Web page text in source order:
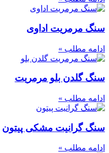
سنگ مرمریت اداوی
ادامه مطلب »
سنگ گلدن بلو مرمریت
ادامه مطلب »
سنگ گرانیت مشکی پیتون
ادامه مطلب »